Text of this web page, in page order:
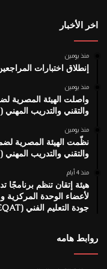
اخر الأخبار
منذ يومين
إنطلاق اختبارات
منذ يومين
واصلت الهيئة المصرية
والتقني والتدريب المهني
منذ يومين
نظّمت الهيئة المصرية
والتقني والتدريب المهني
منذ 4 أيام
هيئة إتقان تنظم برنامجًا
لأعضاء الوحدة
جودة التعليم الفني (CEQAT) بوزارة التربية والتعليم والتعليم الفني
روابط هامه